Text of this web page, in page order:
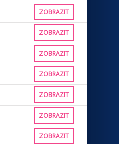
ZOBRAZIT
ZOBRAZIT
ZOBRAZIT
ZOBRAZIT
ZOBRAZIT
ZOBRAZIT
ZOBRAZIT